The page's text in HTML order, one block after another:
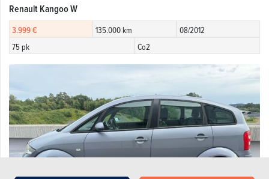
Renault Kangoo W
3.999 € 135.000 km
08/2012
75 pk
Co2